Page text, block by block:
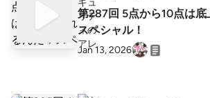
第287回 5点から10点は底
スペシャル！
Jan 13, 2026